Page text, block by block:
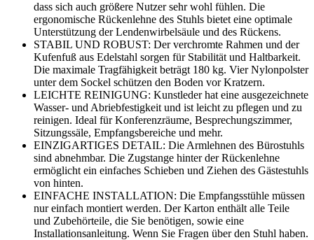
dass sich auch größere Nutzer sehr wohl fühlen. Die
ergonomische Rückenlehne des Stuhls bietet eine optimale
Unterstützung der Lendenwirbelsäule und des Rückens.
STABIL UND ROBUST: Der verchromte Rahmen und der
Kufenfuß aus Edelstahl sorgen für Stabilität und Haltbarkeit.
Die maximale Tragfähigkeit beträgt 180 kg. Vier Nylonpolster
unter dem Sockel schützen den Boden vor Kratzern.
LEICHTE REINIGUNG: Kunstleder hat eine ausgezeichnete
Wasser- und Abriebfestigkeit und ist leicht zu pflegen und zu
reinigen. Ideal für Konferenzräume, Besprechungszimmer,
Sitzungssäle, Empfangsbereiche und mehr.
EINZIGARTIGES DETAIL: Die Armlehnen des Bürostuhls
sind abnehmbar. Die Zugstange hinter der Rückenlehne
ermöglicht ein einfaches Schieben und Ziehen des Gästestuhls
von hinten.
EINFACHE INSTALLATION: Die Empfangsstühle müssen
nur einfach montiert werden. Der Karton enthält alle Teile
und Zubehörteile, die Sie benötigen, sowie eine
Installationsanleitung. Wenn Sie Fragen über den Stuhl haben.